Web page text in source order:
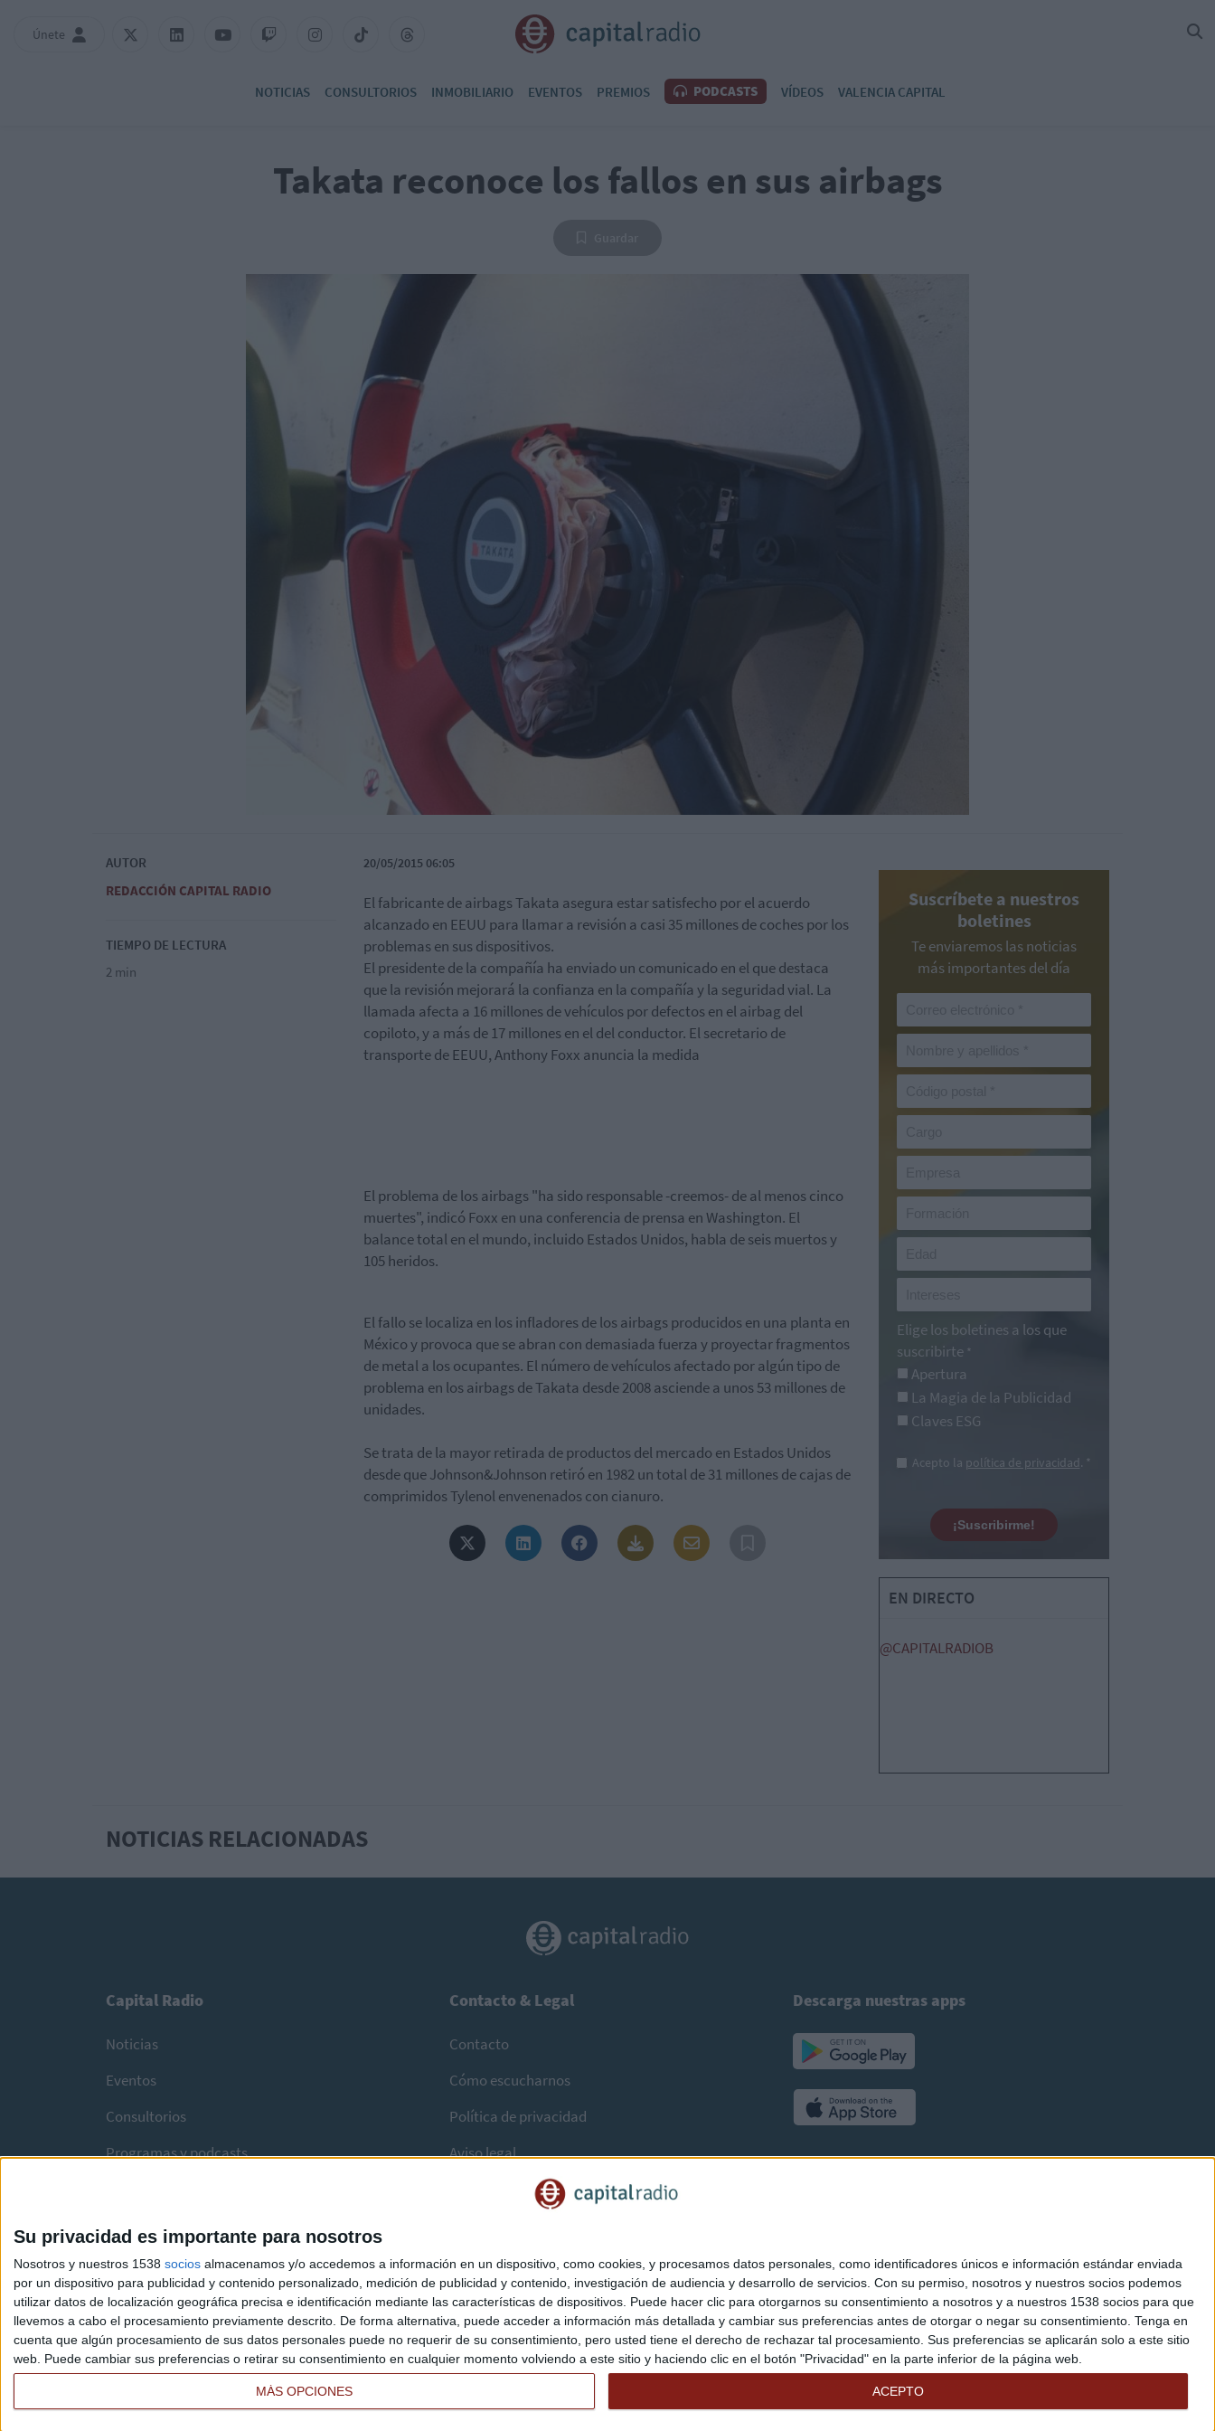
Su privacidad es importante para nosotros
Nosotros y nuestros 1538 socios almacenamos y/o accedemos a información en un dispositivo, como cookies, y procesamos datos personales, como identificadores únicos e información estándar enviada
por un dispositivo para publicidad y contenido personalizado, medición de publicidad y contenido, investigación de audiencia y desarrollo de servicios. Con su permiso, nosotros y nuestros socios podemos
utilizar datos de localización geográfica precisa e identificación mediante las características de dispositivos. Puede hacer clic para otorgarnos su consentimiento a nosotros y a nuestros 1538 socios para que
llevemos a cabo el procesamiento previamente descrito. De forma alternativa, puede acceder a información más detallada y cambiar sus preferencias antes de otorgar o negar su consentimiento. Tenga en
cuenta que algún procesamiento de sus datos personales puede no requerir de su consentimiento, pero usted tiene el derecho de rechazar tal procesamiento. Sus preferencias se aplicarán solo a este sitio
web. Puede cambiar sus preferencias o retirar su consentimiento en cualquier momento volviendo a este sitio y haciendo clic en el botón "Privacidad" en la parte inferior de la página web.
MÁS OPCIONES ACEPTO
Únete
NOTICIAS CONSULTORIOS INMOBILIARIO EVENTOS PREMIOS PODCASTS VÍDEOS VALENCIA CAPITAL
Takata reconoce los fallos en sus airbags
AUTOR
REDACCIÓN CAPITAL RADIO
TIEMPO DE LECTURA
2 min
20/05/2015 06:05
El fabricante de airbags Takata asegura estar satisfecho por el acuerdo
alcanzado en EEUU para llamar a revisión a casi 35 millones de coches por los
problemas en sus dispositivos.
El presidente de la compañía ha enviado un comunicado en el que destaca
que la revisión mejorará la confianza en la compañía y la seguridad vial. La
llamada afecta a 16 millones de vehículos por defectos en el airbag del
copiloto, y a más de 17 millones en el del conductor. El secretario de
transporte de EEUU, Anthony Foxx anuncia la medida
El problema de los airbags "ha sido responsable -creemos- de al menos cinco
muertes", indicó Foxx en una conferencia de prensa en Washington. El
balance total en el mundo, incluido Estados Unidos, habla de seis muertos y
105 heridos.
El fallo se localiza en los infladores de los airbags producidos en una planta en
México y provoca que se abran con demasiada fuerza y proyectar fragmentos
de metal a los ocupantes. El número de vehículos afectado por algún tipo de
problema en los airbags de Takata desde 2008 asciende a unos 53 millones de
unidades.
Se trata de la mayor retirada de productos del mercado en Estados Unidos
desde que Johnson&Johnson retiró en 1982 un total de 31 millones de cajas de
comprimidos Tylenol envenenados con cianuro.
Suscríbete a nuestros
boletines
Te enviaremos las noticias
más importantes del día
Elige los boletines a los que
suscribirte *
Apertura
La Magia de la Publicidad
Claves ESG
Acepto la política de privacidad. *
¡Suscribirme!
EN DIRECTO
@CAPITALRADIOB
NOTICIAS RELACIONADAS
Capital Radio
Noticias
Eventos
Consultorios
Programas y podcasts
Contacto & Legal
Contacto
Cómo escucharnos
Política de privacidad
Aviso legal
Descarga nuestras apps